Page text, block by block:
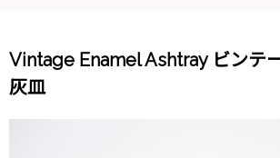
Vintage Enamel Ashtray ビンテ
灰皿